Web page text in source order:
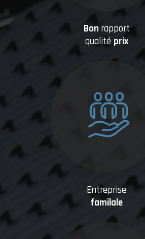
Bon rapport
qualité prix
Entreprise
familale